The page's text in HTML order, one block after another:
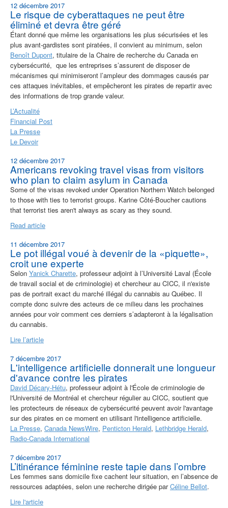
12 décembre 2017
Le risque de cyberattaques ne peut être
éliminé et devra être géré
Étant donné que même les organisations les plus sécurisées et les
plus avant-gardistes sont piratées, il convient au minimum, selon
Benoît Dupont, titulaire de la Chaire de recherche du Canada en
cybersécurité, que les entreprises s’assurent de disposer de
mécanismes qui minimiseront l’ampleur des dommages causés par
ces attaques inévitables, et empêcheront les pirates de repartir avec
des informations de trop grande valeur.
L’Actualité
Financial Post
La Presse
Le Devoir
12 décembre 2017
Americans revoking travel visas from visitors
who plan to claim asylum in Canada
Some of the visas revoked under Operation Northern Watch belonged
to those with ties to terrorist groups. Karine Côté-Boucher cautions
that terrorist ties aren't always as scary as they sound.
Read article
11 décembre 2017
Le pot illégal voué à devenir de la «piquette»,
croit une experte
Selon Yanick Charette, professeur adjoint à l’Université Laval (École
de travail social et de criminologie) et chercheur au CICC, il n'existe
pas de portrait exact du marché illégal du cannabis au Québec. Il
compte donc suivre des acteurs de ce milieu dans les prochaines
années pour voir comment ces derniers s’adapteront à la légalisation
du cannabis.
Lire l’article
7 décembre 2017
L'intelligence artificielle donnerait une longueur
d'avance contre les pirates
David Décary-Hétu, professeur adjoint à l'École de criminologie de
l'Université de Montréal et chercheur régulier au CICC, soutient que
les protecteurs de réseaux de cybersécurité peuvent avoir l'avantage
sur des pirates en ce moment en utilisant l'intelligence artificielle.
La Presse, Canada NewsWire, Penticton Herald, Lethbridge Herald,
Radio-Canada International
7 décembre 2017
L’itinérance féminine reste tapie dans l’ombre
Les femmes sans domicile fixe cachent leur situation, en l’absence de
ressources adaptées, selon une recherche dirigée parCéline Bellot.
Lire l'article